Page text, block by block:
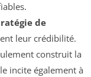
de
leur crédibilité.
construit la
incite également à